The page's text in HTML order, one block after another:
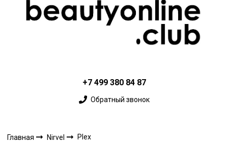
+7 499 380 84 87
Обратный звонок
Главная Nirvel Plex